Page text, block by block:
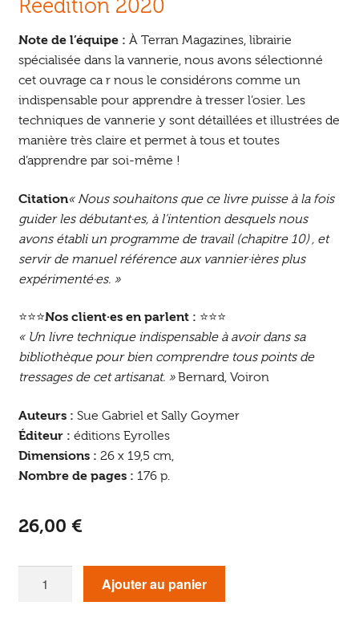
Réédition 2020
Note de l’équipe : À Terran Magazines, librairie
spécialisée dans la vannerie, nous avons sélectionné
cet ouvrage ca r nous le considérons comme un
indispensable pour apprendre à tresser l’osier. Les
techniques de vannerie y sont détaillées et illustrées de
manière très claire et permet à tous et toutes
d’apprendre par soi-même !
Citation« Nous souhaitons que ce livre puisse à la fois
guider les débutant·es, à l’intention desquels nous
avons établi un programme de travail (chapitre 10) , et
servir de manuel référence aux vannier·ières plus
expérimenté·es. »
⭐⭐⭐Nos client·es en parlent : ⭐⭐⭐
« Un livre technique indispensable à avoir dans sa
bibliothèque pour bien comprendre tous points de
tressages de cet artisanat. »Bernard, Voiron
Auteurs : Sue Gabriel et Sally Goymer
Éditeur : éditions Eyrolles
Dimensions : 26 x 19,5 cm,
Nombre de pages : 176 p.
26,00 €
Ajouter au panier